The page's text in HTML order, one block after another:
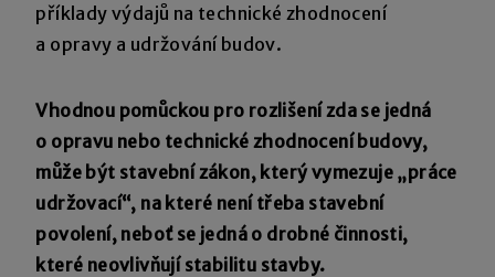
příklady výdajů na technické zhodnocení
a opravy a udržování budov.
Vhodnou pomůckou pro rozlišení zda se jedná
o opravu nebo technické zhodnocení budovy,
může být stavební zákon, který vymezuje „práce
udržovací“, na které není třeba stavební
povolení, neboť se jedná o drobné činnosti,
které neovlivňují stabilitu stavby.